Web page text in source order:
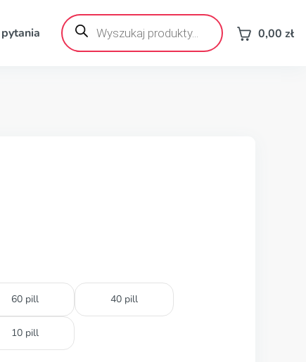
Wyszukiwarka
produktów 0,00 zł
60 pill 40 pill
10 pill